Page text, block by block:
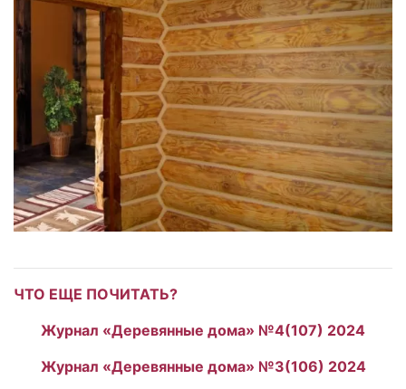
ЧТО ЕЩЕ ПОЧИТАТЬ?
Журнал «Деревянные дома» №4(107) 2024
Журнал «Деревянные дома» №3(106) 2024